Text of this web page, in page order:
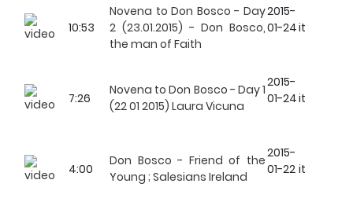
10:53
Novena to Don Bosco - Day
2 (23.01.2015) - Don Bosco,
the man of Faith
2015-
01-24it
7:26
Novena to Don Bosco - Day 1
(22 01 2015) Laura Vicuna
2015-
01-24it
4:00
Don Bosco - Friend of the
Young ; Salesians Ireland
2015-
01-22 it